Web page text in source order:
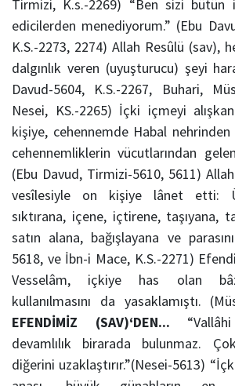
Tirmizi, K.s.-2269) “Ben sizi bütün
edicilerden menediyorum.” (Ebu
K.S.-2273, 2274) Allah Resûlü (sav),
dalgınlık veren (uyuşturucu) şeyi
Davud-5604, K.S.-2267, Buhari,
Nesei, KS.-2265) İçki içmeyi
kişiye, cehennemde Habal
cehennemliklerin vücutlarından
(Ebu Davud, Tirmizi-5610, 5611)
vesîlesiyle on kişiye lânet etti:
sıktırana, içene, içtirene, taşıyana,
satın alana, bağışlayana ve
5618, ve İbn-i Mace, K.S.-2271)
Vesselâm, içkiye has olan
kullanılmasını da yasaklamıştı.
EFENDİMİZ (SAV)‘DEN...
devamlılık birarada bulunmaz.
diğerini uzaklaştırır.”(Nesei-5613)